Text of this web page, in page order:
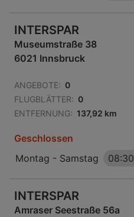
INTERSPAR
Museumstraße 38
6021 Innsbruck
ANGEBOTE: 0
FLUGBLÄTTER: 0
ENTFERNUNG: 137,92 km
Geschlossen
Montag - Samstag
08:30
INTERSPAR
Amraser Seestraße 56a